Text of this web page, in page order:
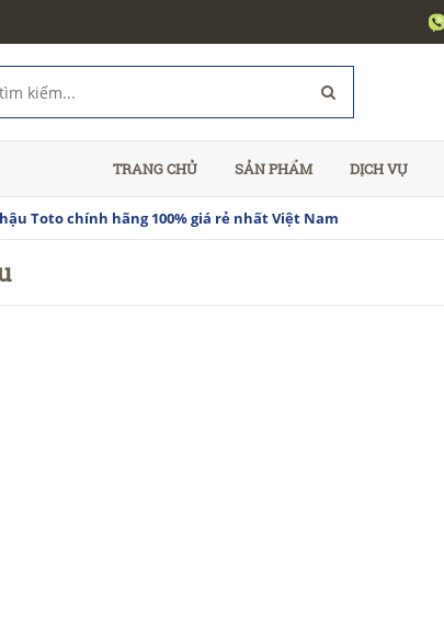
TRANG CHỦ SẢN PHẨM DỊCH VỤ
Toto chính hãng 100% giá rẻ nhất Việt Nam